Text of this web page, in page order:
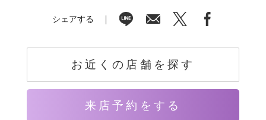
シェアする
お近くの店舗を探す
来店予約をする